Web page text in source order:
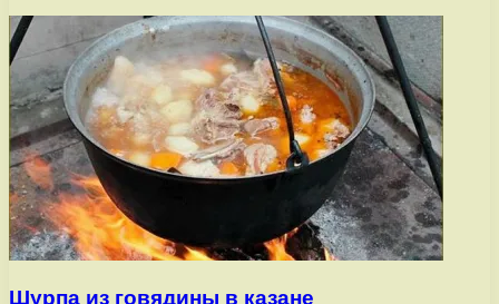
Шурпа из говядины в казане